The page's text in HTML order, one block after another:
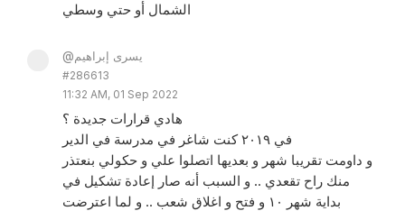
الشمال أو حتي وسطي
@يسرى إبراهيم
#286613
11:32 AM, 01 Sep 2022
هادي قرارات جديدة ؟
في ٢٠١٩ كنت شاغر في مدرسة في الدير
و داومت تقريبا شهر و بعديها اتصلوا علي و حكولي بنعتذر
منك راح تقعدي .. و السبب أنه صار إعادة تشكيل في
بداية شهر ١٠ و فتح و اغلاق شعب .. و لما اعترضت